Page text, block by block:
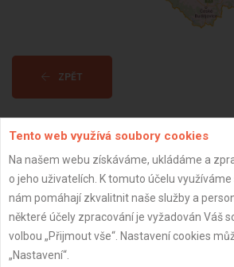
ZPĚT
Aktualizováno z portálu ARES dne
Důležité informace
Tento web využívá soubory cookies
Na našem webu získáváme, ukládáme a
o jeho uživatelích. K tomuto účelu
nám pomáhají zkvalitnit naše služby a
některé účely zpracování je vyžadován Váš
volbou „Přijmout vše“. Nastavení cookies
„Nastavení“.